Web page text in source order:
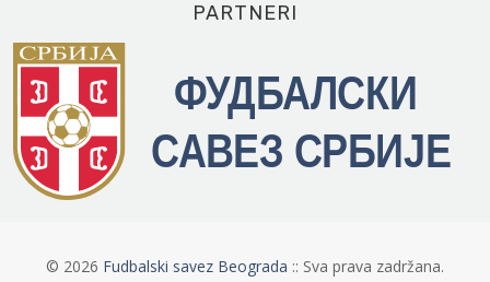
PARTNERI
© 2026 Fudbalski savez Beograda :: Sva prava zadržana.